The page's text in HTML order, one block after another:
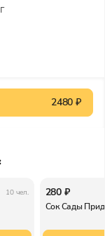
2480 ₽
10 чел. 280 ₽
Сок Сады